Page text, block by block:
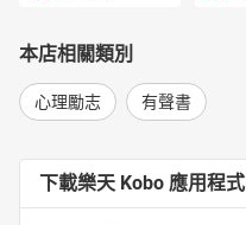
本店相關類別
心理勵志 有聲書
下載樂天 Kobo 應用程式